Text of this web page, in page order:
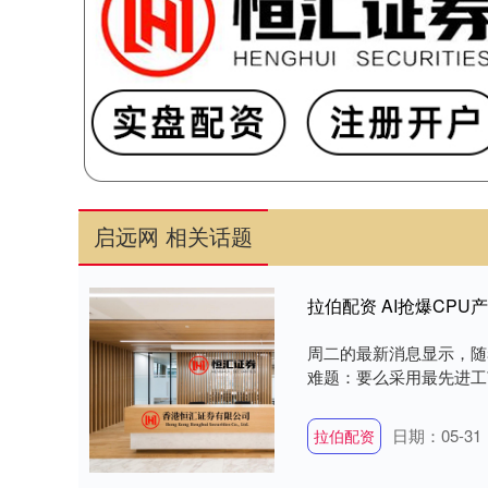
启远网 相关话题
拉伯配资 AI抢爆CPU
周二的最新消息显示，
难题：要么采用最先进
拉伯配资 日期：05-31